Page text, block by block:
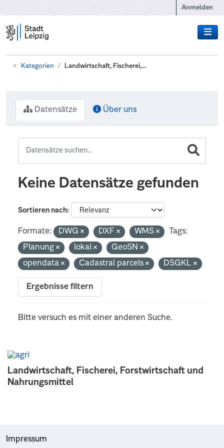
Anmelden
Kategorien Landwirtschaft, Fischerei,...
Landwirtschaft, Fischerei, Forstwirtschaft und
Nahrungsmittel
Datensätze Über uns
Keine Datensätze gefunden
Sortieren nach
Formate: DWG DXF WMS
Tags:
Planung
lokal
GeoSN
opendata
Cadastral parcels DSGKL
Ergebnisse filtern
Bitte versuch es mit einer anderen Suche.
Impressum